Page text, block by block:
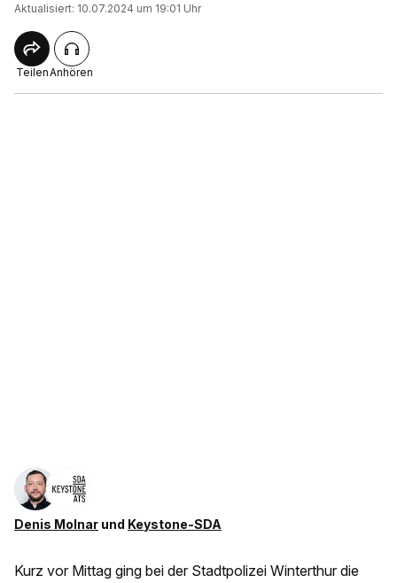
Aktualisiert: 10.07.2024 um 19:01 Uhr
TeilenAnhören
Denis Molnar und Keystone-SDA
Kurz vor Mittag ging bei der Stadtpolizei Winterthur die